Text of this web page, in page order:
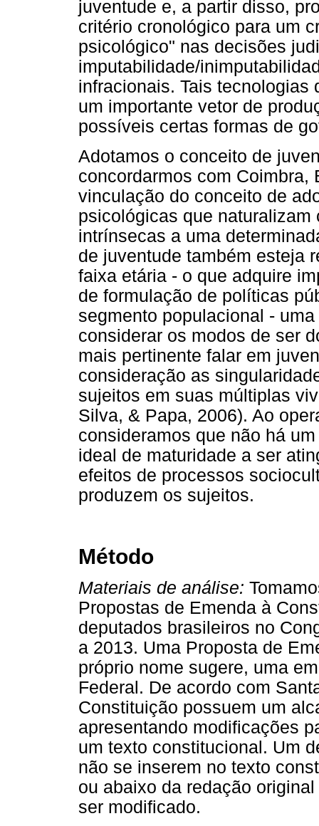
juventude e, a partir disso,
critério cronológico para um
psicológico" nas decisões
imputabilidade/
infracionais. Tais tecnologias
um importante vetor de
possíveis certas formas de
Adotamos o conceito de
concordarmos com Coimbra,
vinculação do conceito de
psicológicas que
intrínsecas a uma
de juventude também esteja
faixa etária - o que adquire
de formulação de políticas
segmento populacional -
considerar os modos de ser
mais pertinente falar em
consideração as
sujeitos em suas múltiplas
Silva, & Papa, 2006). Ao
consideramos que não há
ideal de maturidade a ser
efeitos de processos
produzem os sujeitos.
Método
Materiais de análise:
Propostas de Emenda à
deputados brasileiros no
a 2013. Uma Proposta de
próprio nome sugere, uma
Federal. De acordo com
Constituição possuem um
apresentando modificações
um texto constitucional. Um
não se inserem no texto
ou abaixo da redação
ser modificado.